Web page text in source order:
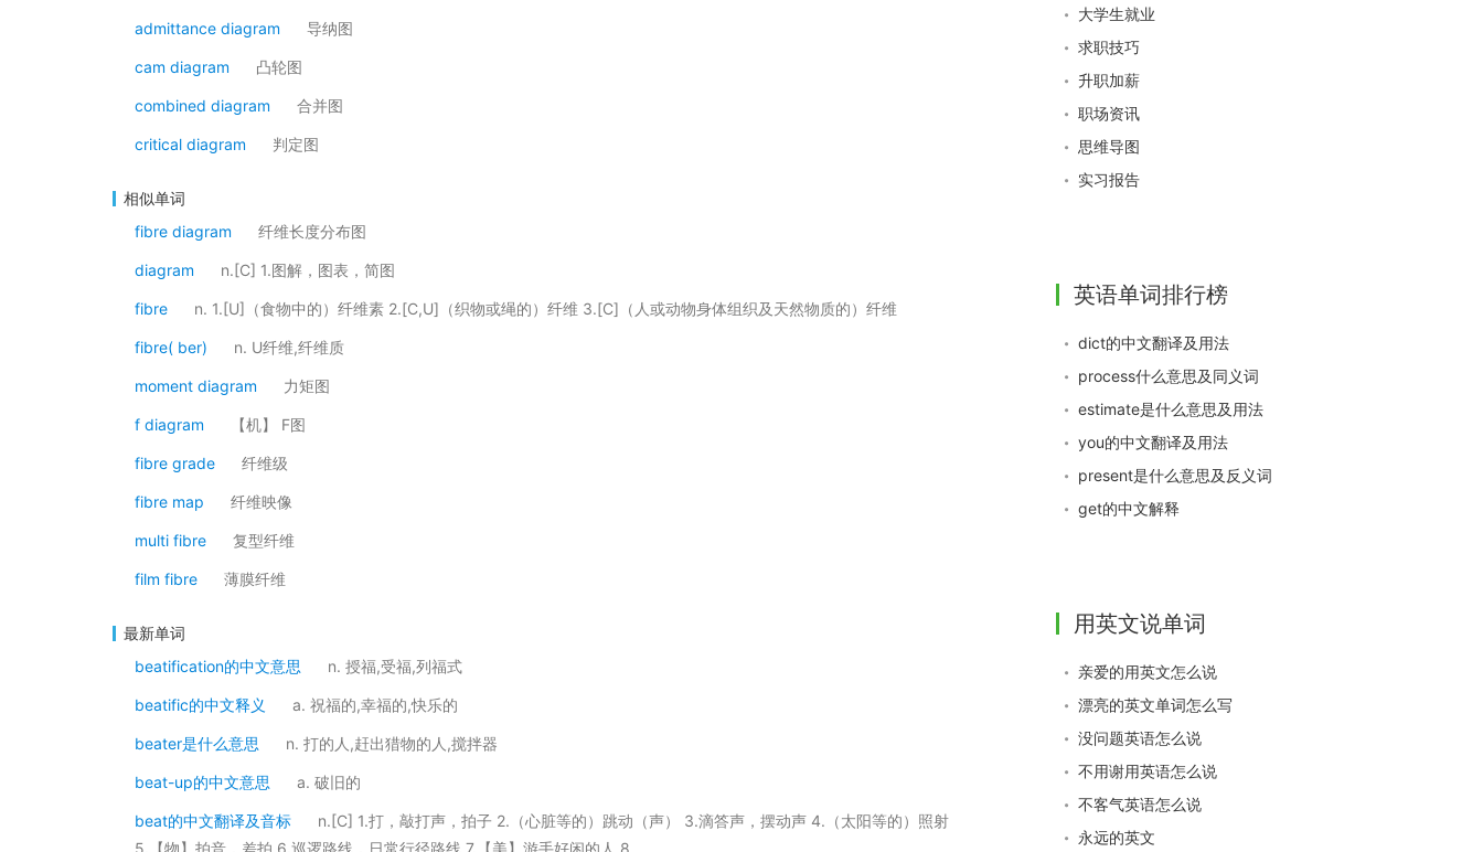
admittance diagram 导纳图
cam diagram 凸轮图
combined diagram 合并图
critical diagram 判定图
相似单词
fibre diagram
纤维长度分布图
diagram n.[C] 1.图解，图表，简图
fibre n. 1.[U]（食物中的）纤维素 2.[C,U]（织物或绳的）纤维 3.[C]（人或动物身体组织及天然物质的）纤维
fibre( ber) n. U纤维,纤维质
moment diagram 力矩图
f diagram 【机】 F图
fibre grade 纤维级
fibre map 纤维映像
multi fibre 复型纤维
film fibre 薄膜纤维
最新单词
beatification的中文意思
n. 授福,受福,列福式
beatific的中文释义 a. 祝福的,幸福的,快乐的
beater是什么意思 n. 打的人,赶出猎物的人,搅拌器
beat-up的中文意思 a. 破旧的
beat的中文翻译及音标
n.[C] 1.打，敲打声，拍子 2.（心脏等的）跳动（声） 3.滴答声，摆动声 4.（太阳等的）照射
5.【物】拍音，差拍 6.巡逻路线，日常行径路线 7.【美】游手好闲的人 8
大学生就业
求职技巧
升职加薪
职场资讯
思维导图
实习报告
英语单词排行榜
dict的中文翻译及用法
process什么意思及同义词
estimate是什么意思及用法
you的中文翻译及用法
present是什么意思及反义词
get的中文解释
用英文说单词
亲爱的用英文怎么说
漂亮的英文单词怎么写
没问题英语怎么说
不用谢用英语怎么说
不客气英语怎么说
永远的英文